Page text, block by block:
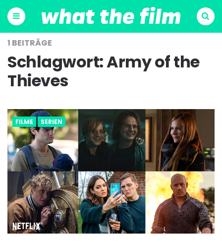
Menu
Suchen
1 BEITRÄGE
Schlagwort:Army of the
Thieves
FILME SERIEN